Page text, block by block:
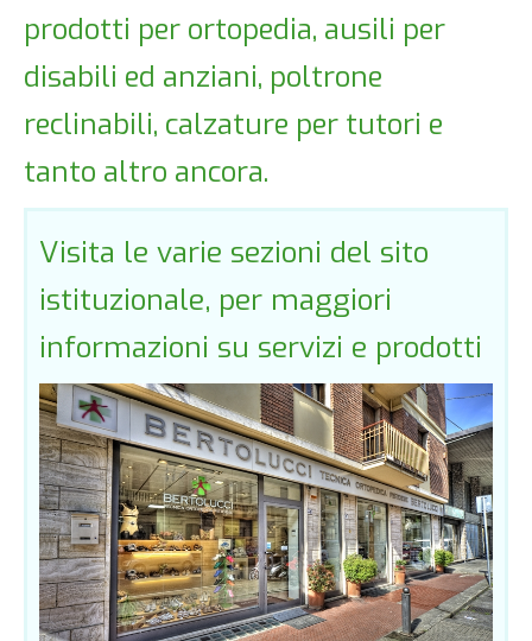
prodotti per ortopedia, ausili per
disabili ed anziani, poltrone
reclinabili, calzature per tutori e
tanto altro ancora.
Visita le varie sezioni del sito
istituzionale, per maggiori
informazioni su servizi e prodotti